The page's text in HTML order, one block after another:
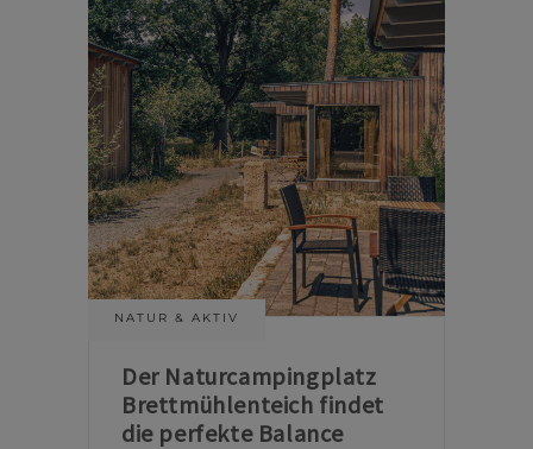
NATUR & AKTIV
Der Naturcampingplatz
Brettmühlenteich findet
die perfekte Balance